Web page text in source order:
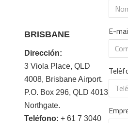
BRISBANE
Dirección:
3 Viola Place, QLD
4008, Brisbane Airport.
P.O. Box 296, QLD 4013
Northgate.
Teléfono: + 61 7 3040
E-